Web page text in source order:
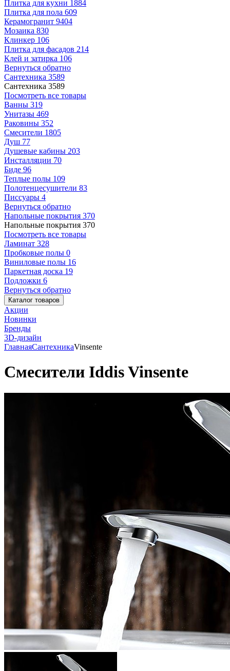
Плитка для кухни 1884
Плитка для пола 609
Керамогранит 9404
Мозаика 830
Клинкер 106
Плитка для фасадов 214
Клей и затирка 106
Вернуться обратно
Сантехника 3589
Сантехника 3589
Посмотреть все товары
Ванны 319
Унитазы 469
Раковины 352
Смесители 1805
Душ 77
Душевые кабины 203
Инсталляции 70
Биде 96
Теплые полы 109
Полотенцесушители 83
Писсуары 4
Вернуться обратно
Напольные покрытия 370
Напольные покрытия 370
Посмотреть все товары
Ламинат 328
Пробковые полы 0
Виниловые полы 16
Паркетная доска 19
Подложки 6
Вернуться обратно
Каталог товаров
Акции
Новинки
Бренды
3D-дизайн
ГлавнаяСантехникаVinsente
Смесители Iddis Vinsente